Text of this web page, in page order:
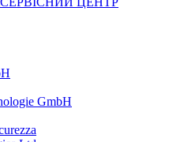
GmbH